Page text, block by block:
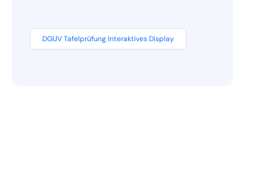
DGUV Tafelprüfung Interaktives Display